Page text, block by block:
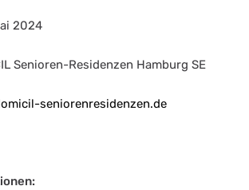
2024
Senioren-Residenzen Hamburg SE
seniorenresidenzen.de